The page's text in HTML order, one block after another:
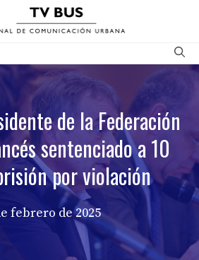
de la Federación
sentenciado a 10
por violación
febrero de 2025